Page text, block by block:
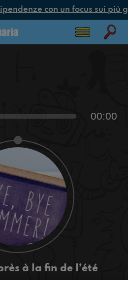
con un focus sui più
00:00
à la fin de l’été